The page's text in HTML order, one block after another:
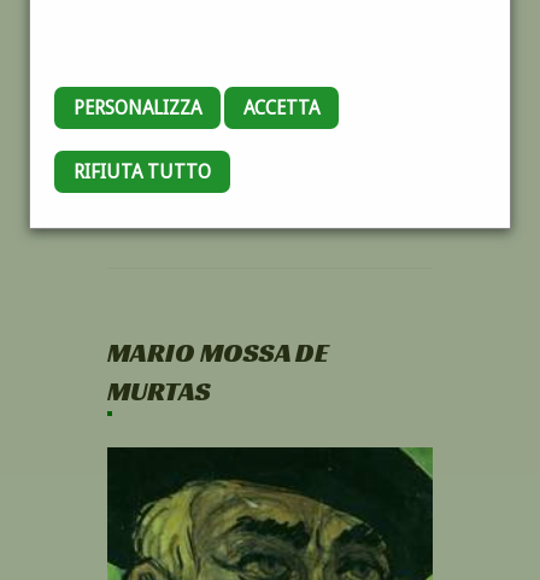
PERSONALIZZA ACCETTA
RIFIUTA TUTTO
MARIO MOSSA DE
MURTAS